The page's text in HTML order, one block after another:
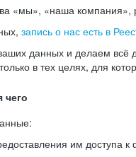
«мы», «наша
запись о нас есть в
данных и делаем всё
в тех целях, для
чего
им доступа к